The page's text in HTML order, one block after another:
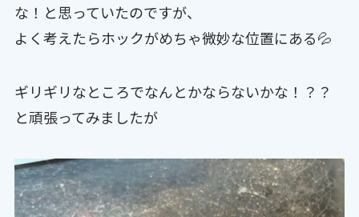
な！と思っていたのですが、
よく考えたらホックがめちゃ微妙な位置にある💦
ギリギリなところでなんとかならないかな！？？
と頑張ってみましたが